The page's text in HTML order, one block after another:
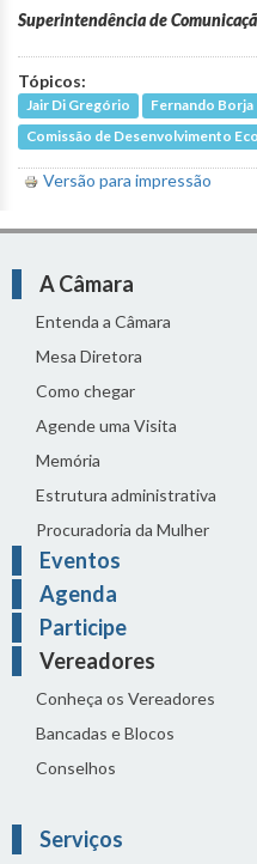
Superintendência de
Tópicos:
Jair Di Gregório
Fernando Borja
Comissão de Desenvolvimento
Versão para impressão
A Câmara
Entenda a Câmara
Mesa Diretora
Como chegar
Agende uma Visita
Memória
Estrutura administrativa
Procuradoria da Mulher
Eventos
Agenda
Participe
Vereadores
Conheça os Vereadores
Bancadas e Blocos
Conselhos
Serviços